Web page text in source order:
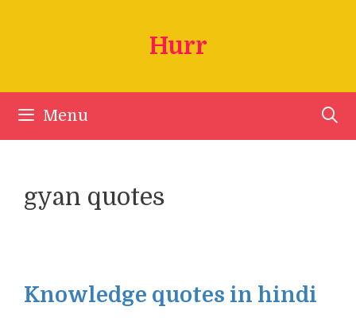
Hurr
Menu
gyan quotes
Knowledge quotes in hindi